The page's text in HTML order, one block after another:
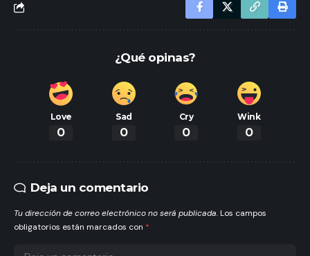
¿Qué opinas?
Love
0
Sad
0
Cry
0
Wink
0
Deja un comentario
Tu dirección de correo electrónico no será publicada. Los campos
obligatorios están marcados con *